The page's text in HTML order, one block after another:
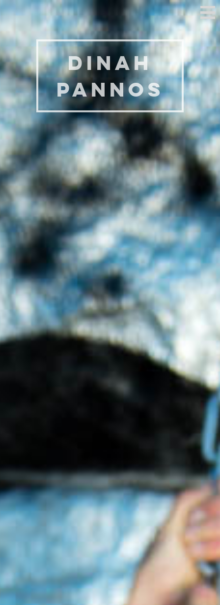
Dinah
Pannos